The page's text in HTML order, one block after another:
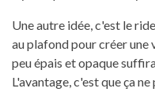
Une autre idée, c'est le
au plafond pour créer une
peu épais et opaque
L'avantage, c'est que ça